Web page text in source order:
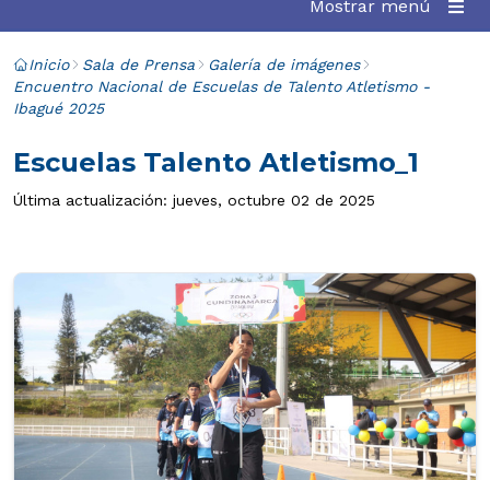
Mostrar menú
Inicio Sala de Prensa
Galería de imágenes
Encuentro Nacional de Escuelas de Talento Atletismo -
Ibagué 2025
Escuelas Talento Atletismo_1
Última actualización: jueves, octubre 02 de 2025